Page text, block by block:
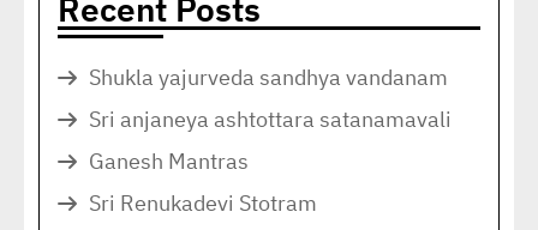
Recent Posts
Shukla yajurveda sandhya vandanam
Sri anjaneya ashtottara satanamavali
Ganesh Mantras
Sri Renukadevi Stotram